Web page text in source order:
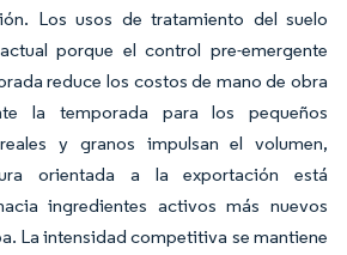
Los usos de tratamiento del suelo
porque el control pre-emergente
reduce los costos de mano de obra
la temporada para los pequeños
y granos impulsan el volumen,
orientada a la exportación está
ingredientes activos más nuevos
La intensidad competitiva se mantiene